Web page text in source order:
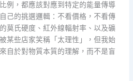
例，都應該對應到特定的能量傳導
己的挑選邏輯：不看價格，不看傳
莫氏硬度、紅外線輻射率、以及礦
某些店家笑稱「太理性」，但我始
自於對物質本質的理解，而不是盲